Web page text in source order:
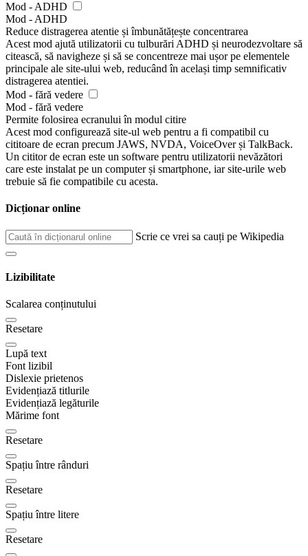
Mod - ADHD
Mod - ADHD
Reduce distragerea atentie și îmbunătățește concentrarea
Acest mod ajută utilizatorii cu tulburări ADHD și neurodezvoltare să
citească, să navigheze și să se concentreze mai ușor pe elementele
principale ale site-ului web, reducând în același timp semnificativ
distragerea atentiei.
Mod - fără vedere
Mod - fără vedere
Permite folosirea ecranului în modul citire
Acest mod configurează site-ul web pentru a fi compatibil cu
cititoare de ecran precum JAWS, NVDA, VoiceOver și TalkBack.
Un cititor de ecran este un software pentru utilizatorii nevăzători
care este instalat pe un computer și smartphone, iar site-urile web
trebuie să fie compatibile cu acesta.
Dicționar online
Scrie ce vrei sa cauți pe Wikipedia
Lizibilitate
Scalarea conținutului
Resetare
Lupă text
Font lizibil
Dislexie prietenos
Evidențiază titlurile
Evidențiază legăturile
Mărime font
Resetare
Spațiu între rânduri
Resetare
Spațiu între litere
Resetare